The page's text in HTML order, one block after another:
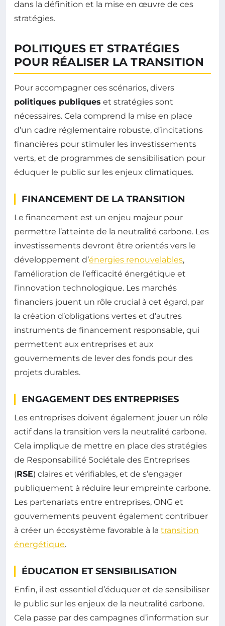
dans la définition et la mise en œuvre de ces
stratégies.
POLITIQUES ET STRATÉGIES
POUR RÉALISER LA TRANSITION
Pour accompagner ces scénarios, divers
politiques publiques et stratégies sont
nécessaires. Cela comprend la mise en place
d’un cadre réglementaire robuste, d’incitations
financières pour stimuler les investissements
verts, et de programmes de sensibilisation pour
éduquer le public sur les enjeux climatiques.
FINANCEMENT DE LA TRANSITION
Le financement est un enjeu majeur pour
permettre l’atteinte de la neutralité carbone. Les
investissements devront être orientés vers le
développement d’énergies renouvelables,
l’amélioration de l’efficacité énergétique et
l’innovation technologique. Les marchés
financiers jouent un rôle crucial à cet égard, par
la création d’obligations vertes et d’autres
instruments de financement responsable, qui
permettent aux entreprises et aux
gouvernements de lever des fonds pour des
projets durables.
ENGAGEMENT DES ENTREPRISES
Les entreprises doivent également jouer un rôle
actif dans la transition vers la neutralité carbone.
Cela implique de mettre en place des stratégies
de Responsabilité Sociétale des Entreprises
(RSE) claires et vérifiables, et de s’engager
publiquement à réduire leur empreinte carbone.
Les partenariats entre entreprises, ONG et
gouvernements peuvent également contribuer
à créer un écosystème favorable à la transition
énergétique.
ÉDUCATION ET SENSIBILISATION
Enfin, il est essentiel d’éduquer et de sensibiliser
le public sur les enjeux de la neutralité carbone.
Cela passe par des campagnes d’information sur